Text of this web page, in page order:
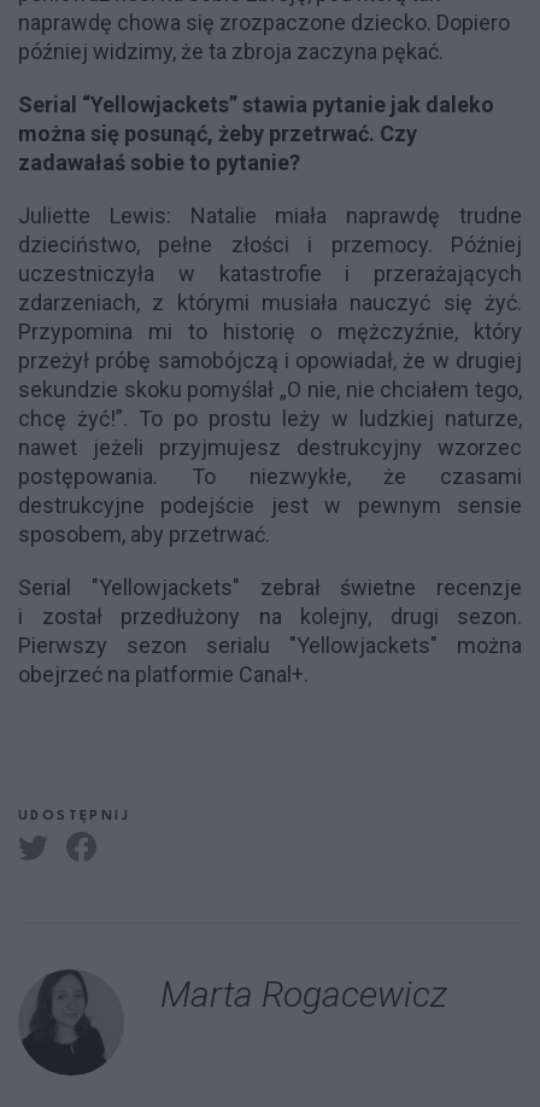
naprawdę chowa się zrozpaczone dziecko. Dopiero
później widzimy, że ta zbroja zaczyna pękać.
Serial “Yellowjackets” stawia pytanie jak daleko
można się posunąć, żeby przetrwać. Czy
zadawałaś sobie to pytanie?
Juliette Lewis: Natalie miała naprawdę trudne
dzieciństwo, pełne złości i przemocy. Później
uczestniczyła w katastrofie i przerażających
zdarzeniach, z którymi musiała nauczyć się żyć.
Przypomina mi to historię o mężczyźnie, który
przeżył próbę samobójczą i opowiadał, że w drugiej
sekundzie skoku pomyślał „O nie, nie chciałem tego,
chcę żyć!”. To po prostu leży w ludzkiej naturze,
nawet jeżeli przyjmujesz destrukcyjny wzorzec
postępowania. To niezwykłe, że czasami
destrukcyjne podejście jest w pewnym sensie
sposobem, aby przetrwać.
Serial "Yellowjackets" zebrał świetne recenzje
i został przedłużony na kolejny, drugi sezon.
Pierwszy sezon serialu "Yellowjackets" można
obejrzeć na platformie Canal+.
UDOSTĘPNIJ
Marta Rogacewicz